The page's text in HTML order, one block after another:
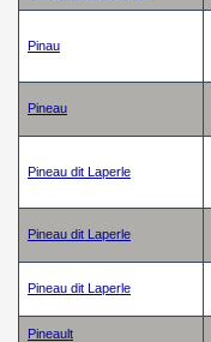
Pinau
Pineau
Pineau dit Laperle
Pineau dit Laperle
Pineau dit Laperle
Pineault